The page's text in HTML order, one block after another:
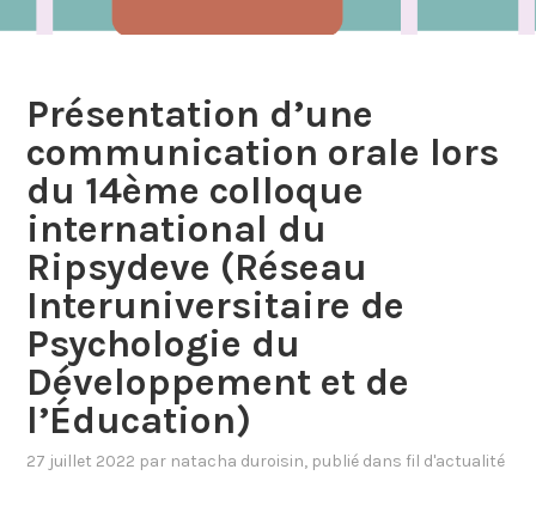
Présentation d’une
communication orale lors
du 14ème colloque
international du
Ripsydeve (Réseau
Interuniversitaire de
Psychologie du
Développement et de
l’Éducation)
27 juillet 2022 par natacha duroisin, publié dans fil d'actualité